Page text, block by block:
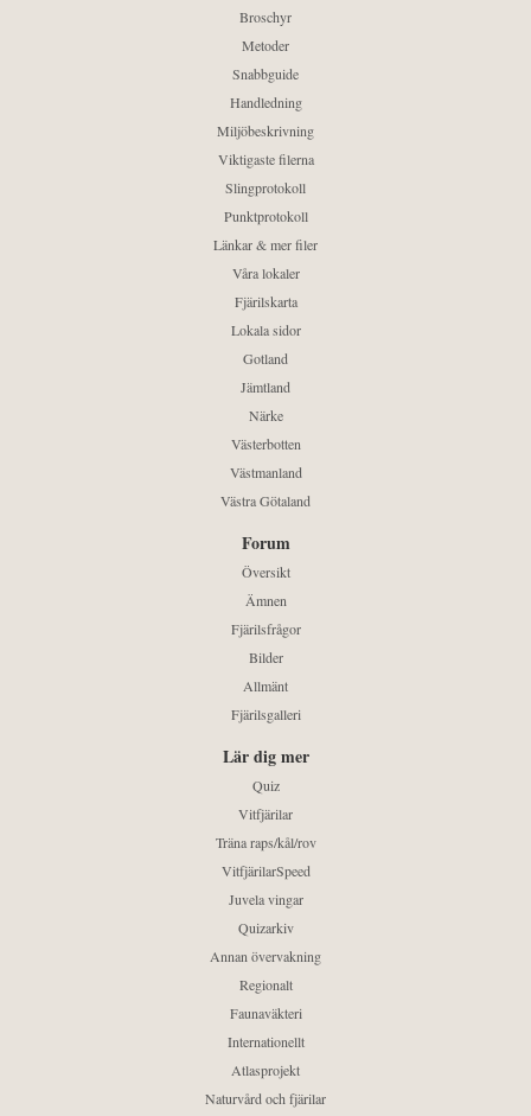
Broschyr
Metoder
Snabbguide
Handledning
Miljöbeskrivning
Viktigaste filerna
Slingprotokoll
Punktprotokoll
Länkar & mer filer
Våra lokaler
Fjärilskarta
Lokala sidor
Gotland
Jämtland
Närke
Västerbotten
Västmanland
Västra Götaland
Forum
Översikt
Ämnen
Fjärilsfrågor
Bilder
Allmänt
Fjärilsgalleri
Lär dig mer
Quiz
Vitfjärilar
Träna raps/kål/rov
VitfjärilarSpeed
Juvela vingar
Quizarkiv
Annan övervakning
Regionalt
Faunaväkteri
Internationellt
Atlasprojekt
Naturvård och fjärilar